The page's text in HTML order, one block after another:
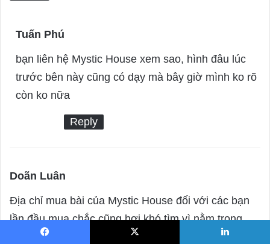
Tuấn Phú
a
y
s
:
bạn liên hệ Mystic House xem sao, hình đâu lúc
trước bên này cũng có dạy mà bây giờ mình ko rõ
còn ko nữa
Reply
Doãn Luân
a
y
Địa chỉ mua bài của Mystic House đối với các bạn
lần đầu mua chắc cũng hơi khó tìm vì nằm trong
chung cư. Nhưng với mình mua vài lần rồi thì cũng